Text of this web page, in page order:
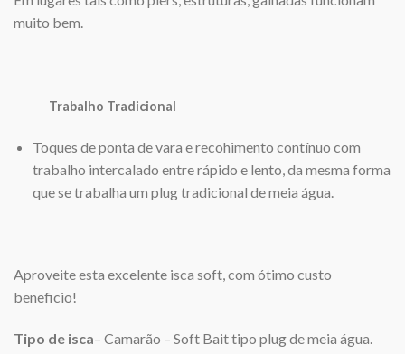
muito bem.
Trabalho Tradicional
Toques de ponta de vara e recohimento contínuo com
trabalho intercalado entre rápido e lento, da mesma forma
que se trabalha um plug tradicional de meia água.
Aproveite esta excelente isca soft, com ótimo custo
beneficio!
Tipo de isca– Camarão – Soft Bait tipo plug de meia água.